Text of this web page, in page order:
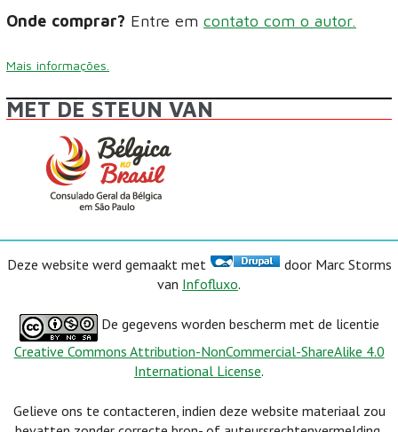
Onde comprar? Entre em contato com o autor.
Mais informações.
MET DE STEUN VAN
Deze website werd gemaakt met
door Marc Storms
van Infofluxo.
De gegevens worden bescherm met de licentie
Creative Commons Attribution-NonCommercial-ShareAlike 4.0
International License.
Gelieve ons te contacteren, indien deze website materiaal zou